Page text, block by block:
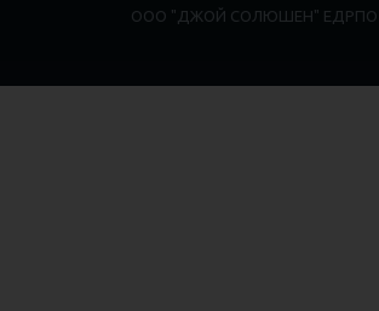
ООО "ДЖОЙ СОЛЮШЕН" ЕДРПО